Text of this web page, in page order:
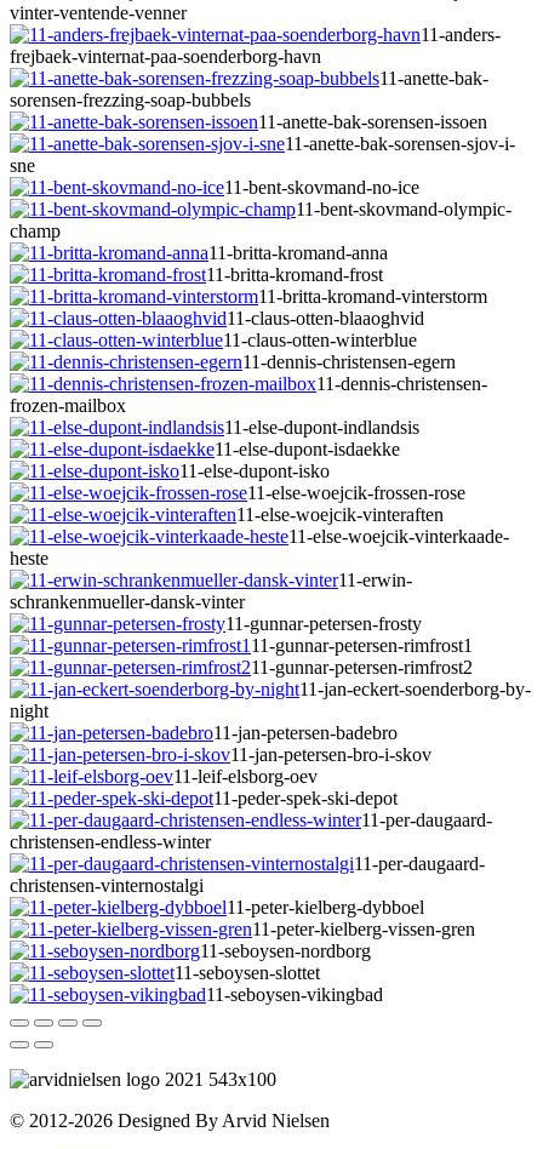
vinter-ventende-venner
11-anders-
frejbaek-vinternat-paa-soenderborg-havn
11-anette-bak-
sorensen-frezzing-soap-bubbels
11-anette-bak-sorensen-issoen
11-anette-bak-sorensen-sjov-i-
sne
11-bent-skovmand-no-ice
11-bent-skovmand-olympic-
champ
11-britta-kromand-anna
11-britta-kromand-frost
11-britta-kromand-vinterstorm
11-claus-otten-blaaoghvid
11-claus-otten-winterblue
11-dennis-christensen-egern
11-dennis-christensen-
frozen-mailbox
11-else-dupont-indlandsis
11-else-dupont-isdaekke
11-else-dupont-isko
11-else-woejcik-frossen-rose
11-else-woejcik-vinteraften
11-else-woejcik-vinterkaade-
heste
11-erwin-
schrankenmueller-dansk-vinter
11-gunnar-petersen-frosty
11-gunnar-petersen-rimfrost1
11-gunnar-petersen-rimfrost2
11-jan-eckert-soenderborg-by-
night
11-jan-petersen-badebro
11-jan-petersen-bro-i-skov
11-leif-elsborg-oev
11-peder-spek-ski-depot
11-per-daugaard-
christensen-endless-winter
11-per-daugaard-
christensen-vinternostalgi
11-peter-kielberg-dybboel
11-peter-kielberg-vissen-gren
11-seboysen-nordborg
11-seboysen-slottet
11-seboysen-vikingbad
© 2012-2026 Designed By Arvid Nielsen